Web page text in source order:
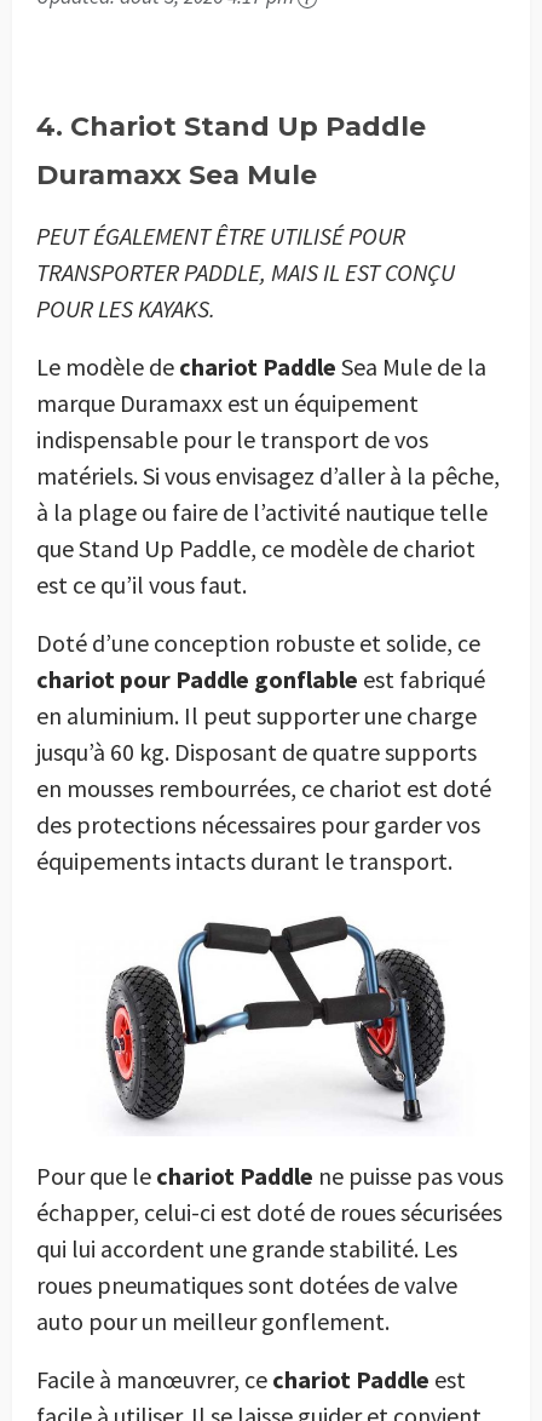
4. Chariot Stand Up Paddle
Duramaxx Sea Mule
PEUT ÉGALEMENT ÊTRE UTILISÉ POUR
TRANSPORTER PADDLE, MAIS IL EST CONÇU
POUR LES KAYAKS.
Le modèle de chariot Paddle Sea Mule de la
marque Duramaxx est un équipement
indispensable pour le transport de vos
matériels. Si vous envisagez d’aller à la pêche,
à la plage ou faire de l’activité nautique telle
que Stand Up Paddle, ce modèle de chariot
est ce qu’il vous faut.
Doté d’une conception robuste et solide, ce
chariot pour Paddle gonflable est fabriqué
en aluminium. Il peut supporter une charge
jusqu’à 60 kg. Disposant de quatre supports
en mousses rembourrées, ce chariot est doté
des protections nécessaires pour garder vos
équipements intacts durant le transport.
Pour que le chariot Paddle ne puisse pas vous
échapper, celui-ci est doté de roues sécurisées
qui lui accordent une grande stabilité. Les
roues pneumatiques sont dotées de valve
auto pour un meilleur gonflement.
Facile à manœuvrer, ce chariot Paddle est